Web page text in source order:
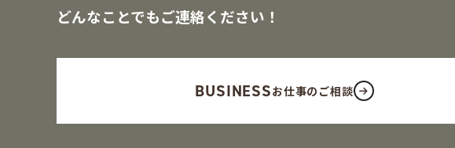
どんなことでもご連絡ください！
BUSINESSお仕事のご相談